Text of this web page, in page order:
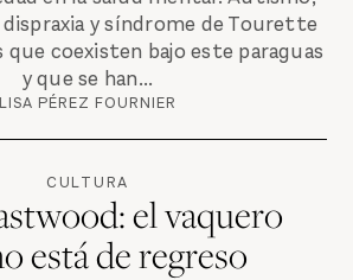
dispraxia y síndrome de Tourette
que coexisten bajo este paraguas
y que se han...
LISA PÉREZ FOURNIER
CULTURA
el vaquero
está de regreso